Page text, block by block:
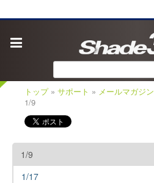
トップ» サポート » メールマガジン
1/9
1/9
1/17